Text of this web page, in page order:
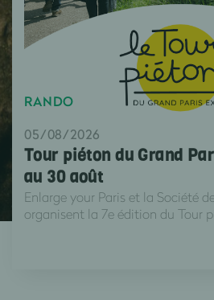
RANDO
05/08/2026
Tour piéton du Grand
au 30 août
Enlarge your Paris et la Société
organisent la 7e édition du Tour